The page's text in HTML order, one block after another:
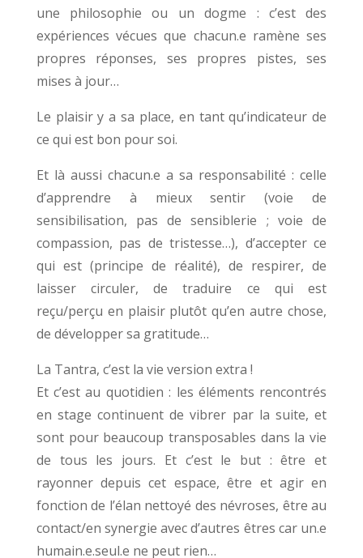
une philosophie ou un dogme : c’est des
expériences vécues que chacun.e ramène ses
propres réponses, ses propres pistes, ses
mises à jour…
Le plaisir y a sa place, en tant qu’indicateur de
ce qui est bon pour soi.
Et là aussi chacun.e a sa responsabilité : celle
d’apprendre à mieux sentir (voie de
sensibilisation, pas de sensiblerie ; voie de
compassion, pas de tristesse…), d’accepter ce
qui est (principe de réalité), de respirer, de
laisser circuler, de traduire ce qui est
reçu/perçu en plaisir plutôt qu’en autre chose,
de développer sa gratitude…
La Tantra, c’est la vie version extra !
Et c’est au quotidien : les éléments rencontrés
en stage continuent de vibrer par la suite, et
sont pour beaucoup transposables dans la vie
de tous les jours. Et c’est le but : être et
rayonner depuis cet espace, être et agir en
fonction de l’élan nettoyé des névroses, être au
contact/en synergie avec d’autres êtres car un.e
humain.e.seul.e ne peut rien…